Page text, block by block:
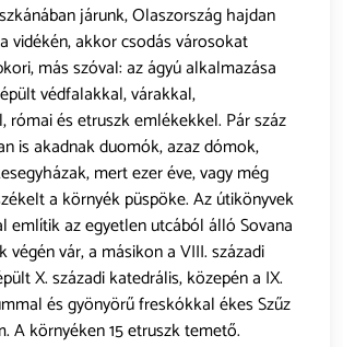
járunk, Olaszország hajdan
vidékén, akkor csodás városokat
más szóval: az ágyú alkalmazása
védfalakkal, várakkal,
és etruszk emlékekkel. Pár száz
is akadnak duomók, azaz dómok,
mert ezer éve, vagy még
a környék püspöke. Az útikönyvek
említik az egyetlen utcából álló Sovana
végén vár, a másikon a VIII. századi
X. századi katedrális, közepén a IX.
és gyönyörű freskókkal ékes Szűz
A környéken 15 etruszk temető.